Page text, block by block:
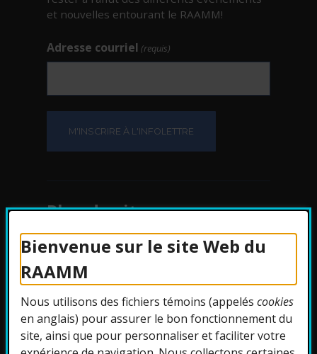
Bienvenue sur le site Web du
RAAMM
Nous utilisons des fichiers témoins (appeléscookies
en anglais) pour assurer le bon fonctionnement du
site, ainsi que pour personnaliser et faciliter votre
et nouvelles entourant le RAAMM!
Adresse courriel (requis)
Plan du site
Protection des
renseignements
Accessibilité